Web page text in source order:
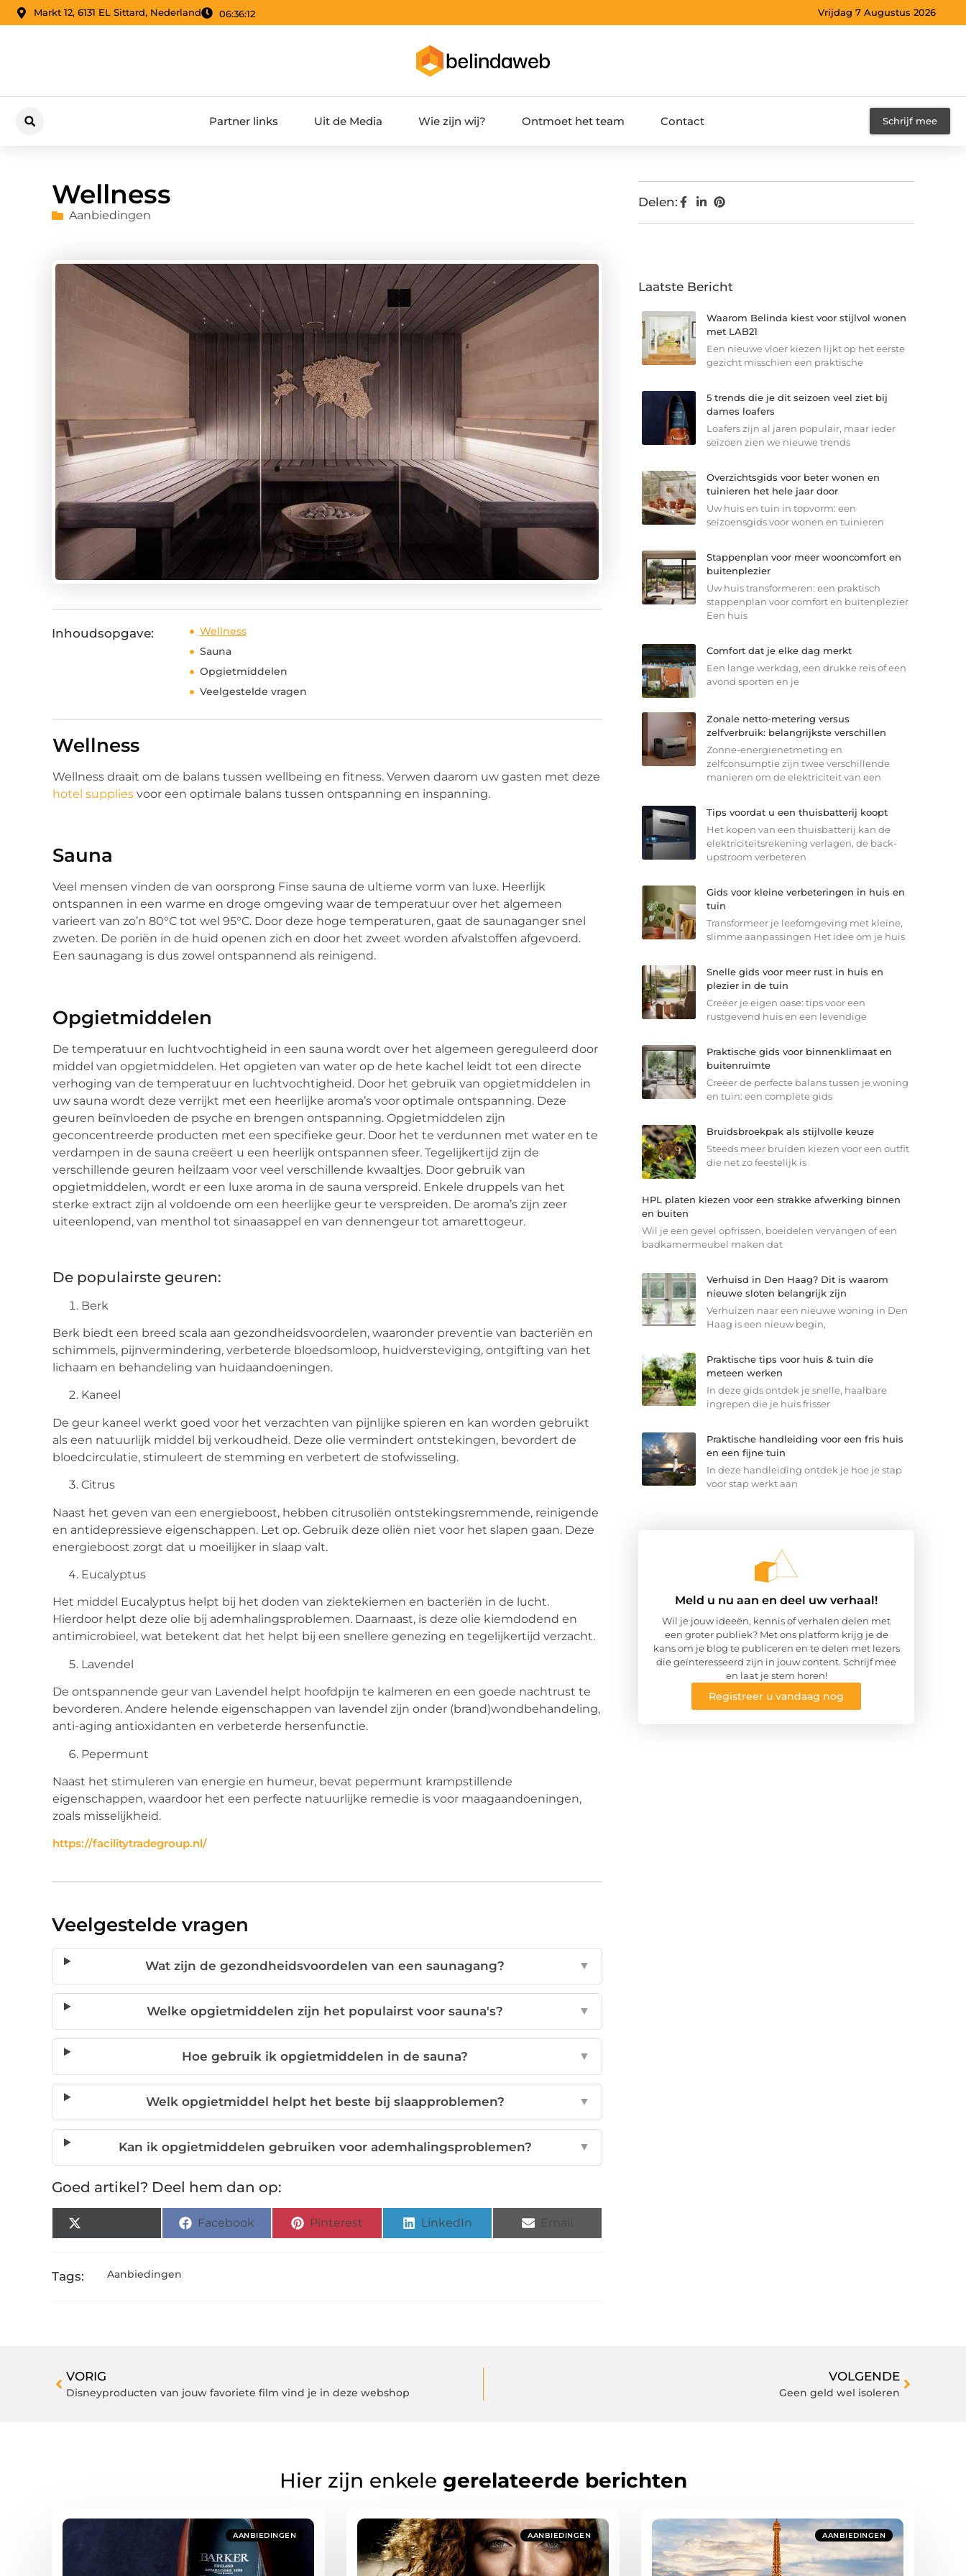
Markt 12, 6131 EL Sittard, Nederland 06:36:13 Vrijdag 7 Augustus 2026
Partner links Uit de Media Wie zijn wij? Ontmoet het team Contact Schrijf mee
Wellness
Aanbiedingen
Inhoudsopgave:
Wellness
Sauna
Opgietmiddelen
Veelgestelde vragen
Wellness
Wellness draait om de balans tussen wellbeing en fitness. Verwen daarom uw gasten met deze
hotel supplies voor een optimale balans tussen ontspanning en inspanning.
Sauna
Veel mensen vinden de van oorsprong Finse sauna de ultieme vorm van luxe. Heerlijk
ontspannen in een warme en droge omgeving waar de temperatuur over het algemeen
varieert van zo’n 80°C tot wel 95°C. Door deze hoge temperaturen, gaat de saunaganger snel
zweten. De poriën in de huid openen zich en door het zweet worden afvalstoffen afgevoerd.
Een saunagang is dus zowel ontspannend als reinigend.
Opgietmiddelen
De temperatuur en luchtvochtigheid in een sauna wordt over het algemeen gereguleerd door
middel van opgietmiddelen. Het opgieten van water op de hete kachel leidt tot een directe
verhoging van de temperatuur en luchtvochtigheid. Door het gebruik van opgietmiddelen in
uw sauna wordt deze verrijkt met een heerlijke aroma’s voor optimale ontspanning. Deze
geuren beïnvloeden de psyche en brengen ontspanning. Opgietmiddelen zijn
geconcentreerde producten met een specifieke geur. Door het te verdunnen met water en te
verdampen in de sauna creëert u een heerlijk ontspannen sfeer. Tegelijkertijd zijn de
verschillende geuren heilzaam voor veel verschillende kwaaltjes. Door gebruik van
opgietmiddelen, wordt er een luxe aroma in de sauna verspreid. Enkele druppels van het
sterke extract zijn al voldoende om een heerlijke geur te verspreiden. De aroma’s zijn zeer
uiteenlopend, van menthol tot sinaasappel en van dennengeur tot amarettogeur.
De populairste geuren:
Berk
Berk biedt een breed scala aan gezondheidsvoordelen, waaronder preventie van bacteriën en
schimmels, pijnvermindering, verbeterde bloedsomloop, huidversteviging, ontgifting van het
lichaam en behandeling van huidaandoeningen.
Kaneel
De geur kaneel werkt goed voor het verzachten van pijnlijke spieren en kan worden gebruikt
als een natuurlijk middel bij verkoudheid. Deze olie vermindert ontstekingen, bevordert de
bloedcirculatie, stimuleert de stemming en verbetert de stofwisseling.
Citrus
Naast het geven van een energieboost, hebben citrusoliën ontstekingsremmende, reinigende
en antidepressieve eigenschappen. Let op. Gebruik deze oliën niet voor het slapen gaan. Deze
energieboost zorgt dat u moeilijker in slaap valt.
Eucalyptus
Het middel Eucalyptus helpt bij het doden van ziektekiemen en bacteriën in de lucht.
Hierdoor helpt deze olie bij ademhalingsproblemen. Daarnaast, is deze olie kiemdodend en
antimicrobieel, wat betekent dat het helpt bij een snellere genezing en tegelijkertijd verzacht.
Lavendel
De ontspannende geur van Lavendel helpt hoofdpijn te kalmeren en een goede nachtrust te
bevorderen. Andere helende eigenschappen van lavendel zijn onder (brand)wondbehandeling,
anti-aging antioxidanten en verbeterde hersenfunctie.
Pepermunt
Naast het stimuleren van energie en humeur, bevat pepermunt krampstillende
eigenschappen, waardoor het een perfecte natuurlijke remedie is voor maagaandoeningen,
zoals misselijkheid.
https://facilitytradegroup.nl/
Veelgestelde vragen
Wat zijn de gezondheidsvoordelen van een saunagang? ▼
Welke opgietmiddelen zijn het populairst voor sauna's? ▼
Hoe gebruik ik opgietmiddelen in de sauna? ▼
Welk opgietmiddel helpt het beste bij slaapproblemen? ▼
Kan ik opgietmiddelen gebruiken voor ademhalingsproblemen? ▼
Goed artikel? Deel hem dan op:
Facebook Pinterest LinkedIn
Tags: Aanbiedingen
Delen:
Laatste Bericht
Waarom Belinda kiest voor stijlvol wonen
met LAB21
Een nieuwe vloer kiezen lijkt op het eerste
gezicht misschien een praktische
5 trends die je dit seizoen veel ziet bij
dames loafers
Loafers zijn al jaren populair, maar ieder
seizoen zien we nieuwe trends
Overzichtsgids voor beter wonen en
tuinieren het hele jaar door
Uw huis en tuin in topvorm: een
seizoensgids voor wonen en tuinieren
Stappenplan voor meer wooncomfort en
buitenplezier
Uw huis transformeren: een praktisch
stappenplan voor comfort en buitenplezier
Een huis
Comfort dat je elke dag merkt
Een lange werkdag, een drukke reis of een
avond sporten en je
Zonale netto-metering versus
zelfverbruik: belangrijkste verschillen
Zonne-energienetmeting en
zelfconsumptie zijn twee verschillende
manieren om de elektriciteit van een
Tips voordat u een thuisbatterij koopt
Het kopen van een thuisbatterij kan de
elektriciteitsrekening verlagen, de back-
upstroom verbeteren
Gids voor kleine verbeteringen in huis en
tuin
Transformeer je leefomgeving met kleine,
slimme aanpassingen Het idee om je huis
Snelle gids voor meer rust in huis en
plezier in de tuin
Creëer je eigen oase: tips voor een
rustgevend huis en een levendige
Praktische gids voor binnenklimaat en
buitenruimte
Creëer de perfecte balans tussen je woning
en tuin: een complete gids
Bruidsbroekpak als stijlvolle keuze
Steeds meer bruiden kiezen voor een outfit
die net zo feestelijk is
HPL platen kiezen voor een strakke afwerking binnen
en buiten
Wil je een gevel opfrissen, boeidelen vervangen of een
badkamermeubel maken dat
Verhuisd in Den Haag? Dit is waarom
nieuwe sloten belangrijk zijn
Verhuizen naar een nieuwe woning in Den
Haag is een nieuw begin,
Praktische tips voor huis & tuin die
meteen werken
In deze gids ontdek je snelle, haalbare
ingrepen die je huis frisser
Praktische handleiding voor een fris huis
en een fijne tuin
In deze handleiding ontdek je hoe je stap
voor stap werkt aan
Meld u nu aan en deel uw verhaal!
Wil je jouw ideeën, kennis of verhalen delen met
een groter publiek? Met ons platform krijg je de
kans om je blog te publiceren en te delen met lezers
die geïnteresseerd zijn in jouw content. Schrijf mee
en laat je stem horen!
Registreer u vandaag nog
VORIG
Disneyproducten van jouw favoriete film vind je in deze webshop
VOLGENDE
Geen geld wel isoleren
Hier zijn enkele gerelateerde berichten
AANBIEDINGEN AANBIEDINGEN AANBIEDINGEN